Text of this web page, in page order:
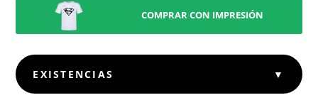
COMPRAR CON IMPRESIÓN
EXISTENCIAS ▼